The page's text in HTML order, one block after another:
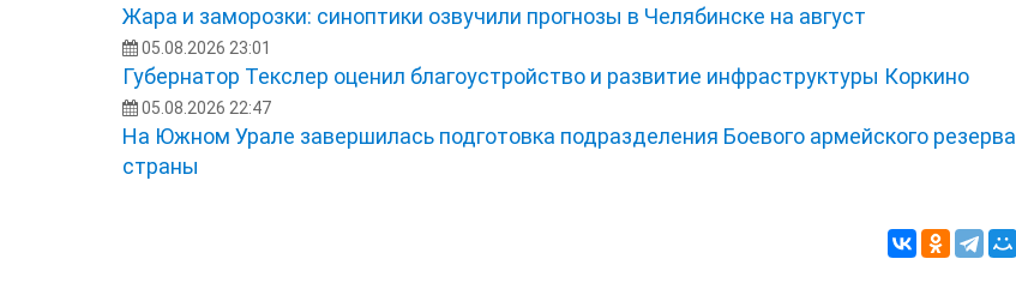
Жара и заморозки: синоптики озвучили прогнозы в Челябинске на август
05.08.2026 23:01
Губернатор Текслер оценил благоустройство и развитие инфраструктуры Коркино
05.08.2026 22:47
На Южном Урале завершилась подготовка подразделения Боевого армейского резерва
страны